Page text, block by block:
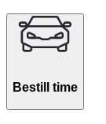
Bestill time